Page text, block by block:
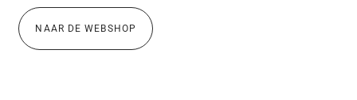
NAAR DE WEBSHOP